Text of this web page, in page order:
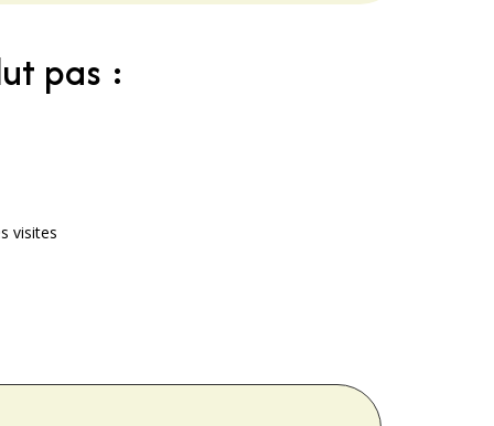
pas :
visites